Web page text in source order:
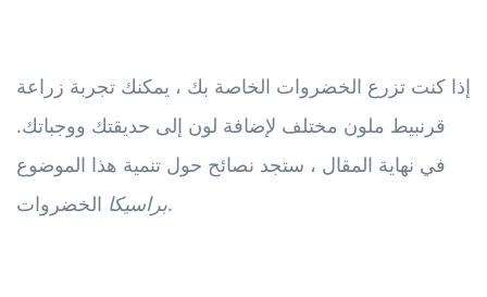
إذا كنت تزرع الخضروات الخاصة بك ، يمكنك تجربة زراعة
قرنبيط ملون مختلف لإضافة لون إلى حديقتك ووجباتك.
في نهاية المقال ، ستجد نصائح حول تنمية هذا الموضوع
براسيكاالخضروات.